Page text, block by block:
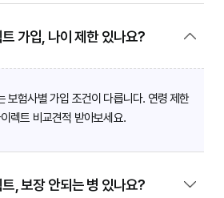
가입, 나이 제한 있나요?
보험사별 가입 조건이 다릅니다. 연령 제한
렉트 비교견적 받아보세요.
, 보장 안되는 병 있나요?